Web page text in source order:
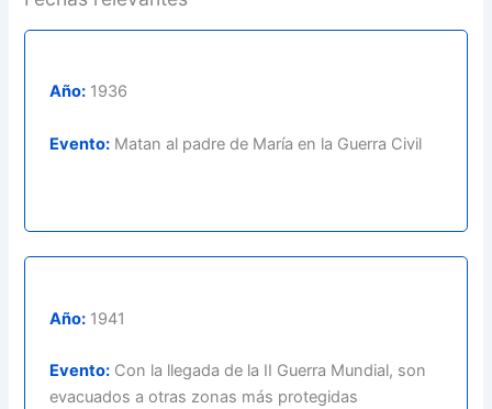
Año: 1936
Evento: Matan al padre de María en la Guerra Civil
Año: 1941
Evento: Con la llegada de la II Guerra Mundial, son
evacuados a otras zonas más protegidas